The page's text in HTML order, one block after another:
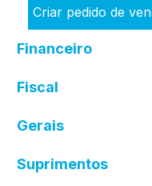
Criar pedido de
Financeiro
Fiscal
Gerais
Suprimentos